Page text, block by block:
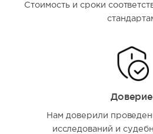
Стоимость и сроки
Доверие
Нам доверили
исследований и